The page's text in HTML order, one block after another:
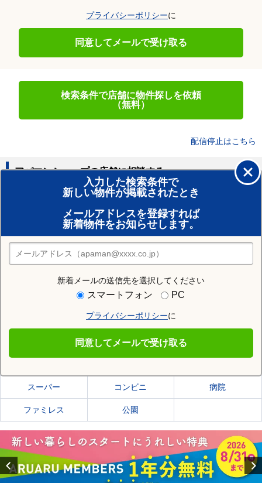
プライバシーポリシーに
同意してメールで受け取る
検索条件で店舗に物件探しを依頼
（無料）
配信停止はこちら
入力した検索条件で
新しい物件が掲載されたとき
メールアドレスを登録すれば
新着物件をお知らせします。
新着メールの送信先を選択してください
スマートフォン PC
プライバシーポリシーに
同意してメールで受け取る
アパマンショップの店舗に相談する
賃貸のプロがお部屋探し！
おまかせ物件リクエスト
住みたい街の店舗を探す
店舗検索
住む街研究所で宇都宮市の情報を見る
宇都宮市の施設一覧
スーパー コンビニ 病院
ファミレス 公園
Previous